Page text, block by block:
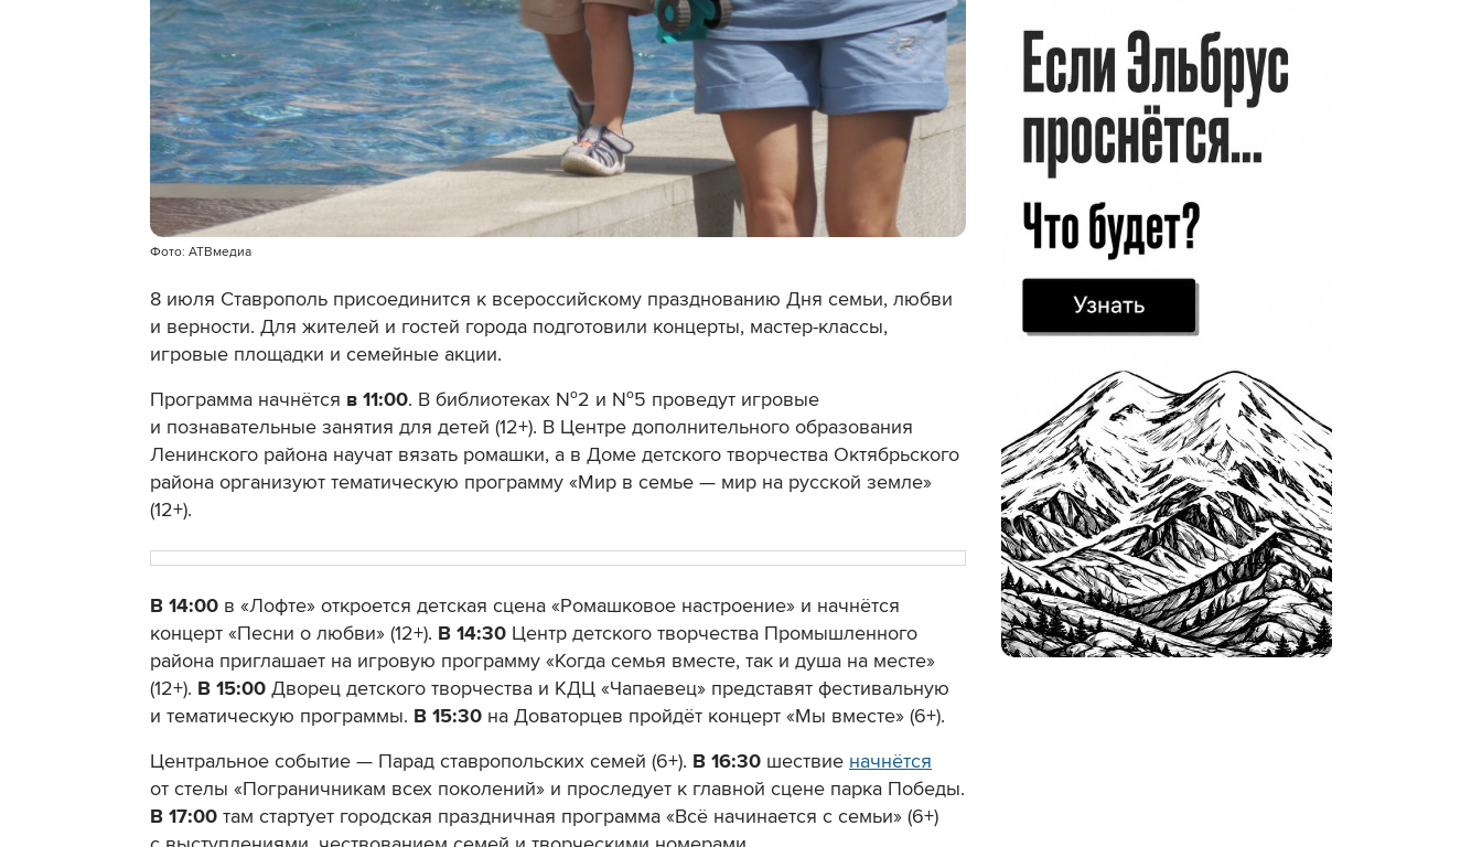
Фото: АТВмедиа
8 июля Ставрополь присоединится к всероссийскому празднованию Дня семьи, любви
и верности. Для жителей и гостей города подготовили концерты, мастер-классы,
игровые площадки и семейные акции.
Программа начнётся в 11:00. В библиотеках №2 и №5 проведут игровые
и познавательные занятия для детей (12+). В Центре дополнительного образования
Ленинского района научат вязать ромашки, а в Доме детского творчества Октябрьского
района организуют тематическую программу «Мир в семье — мир на русской земле»
(12+).
В 14:00 в «Лофте» откроется детская сцена «Ромашковое настроение» и начнётся
концерт «Песни о любви» (12+). В 14:30 Центр детского творчества Промышленного
района приглашает на игровую программу «Когда семья вместе, так и душа на месте»
(12+). В 15:00 Дворец детского творчества и КДЦ «Чапаевец» представят фестивальную
и тематическую программы. В 15:30 на Доваторцев пройдёт концерт «Мы вместе» (6+).
Центральное событие — Парад ставропольских семей (6+). В 16:30 шествие начнётся
от стелы «Пограничникам всех поколений» и проследует к главной сцене парка Победы.
В 17:00 там стартует городская праздничная программа «Всё начинается с семьи» (6+)